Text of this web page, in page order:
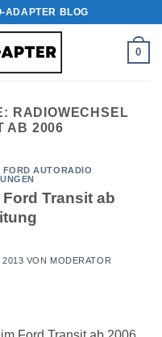
ADAPTER BLOG
0
RADIOWECHSEL
AB 2006
FORD AUTORADIO
Transit ab
2013 VON MODERATOR